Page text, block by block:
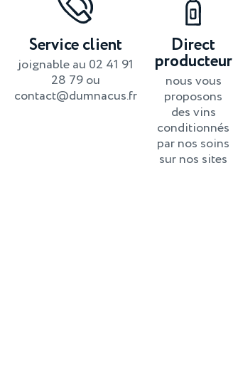
Service client
joignable au 02 41 91
28 79 ou
contact@dumnacus.fr
Direct
producteur
nous vous
proposons
des vins
conditionnés
par nos soins
sur nos sites